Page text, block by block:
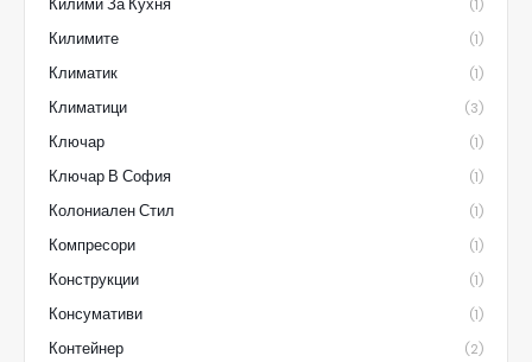
(1)
Килимите (1)
Климатик (1)
Климатици (3)
Ключар (1)
Ключар В София (1)
Колониален Стил (1)
Компресори (1)
Конструкции (1)
Консумативи (1)
Контейнер (2)